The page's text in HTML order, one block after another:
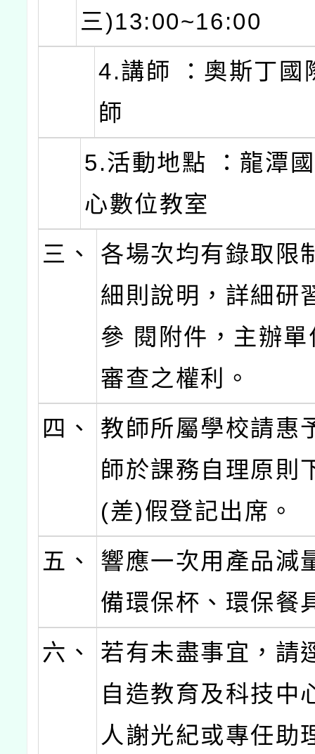
三)13:00~16:00
4.講師 ：奧斯丁國
師
5.活動地點 ：龍潭
心數位教室
三、
各場次均有錄取限
細則說明，詳細研
參 閱附件，主辦
審查之權利。
四、
教師所屬學校請惠
師於課務自理原則
(差)假登記出席。
五、
響應一次用產品減
備環保杯、環保餐
六、
若有未盡事宜，請
自造教育及科技中
人謝光紀或專任助